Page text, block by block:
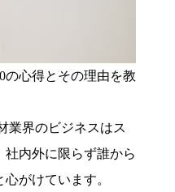
の心得とその理由を教
業界のビジネスはス
社内外に限らず誰から
がけています。